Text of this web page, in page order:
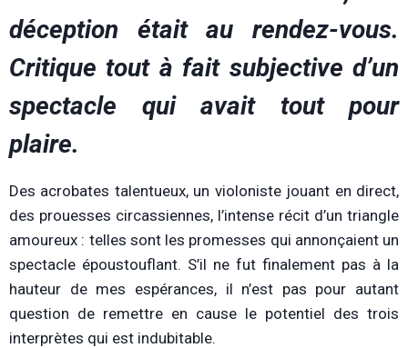
déception était au rendez-vous.
Critique tout à fait subjective d’un
spectacle qui avait tout pour
plaire.
Des acrobates talentueux, un violoniste jouant en direct,
des prouesses circassiennes, l’intense récit d’un triangle
amoureux : telles sont les promesses qui annonçaient un
spectacle époustouflant. S’il ne fut finalement pas à la
hauteur de mes espérances, il n’est pas pour autant
question de remettre en cause le potentiel des trois
interprètes qui est indubitable.